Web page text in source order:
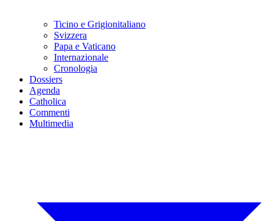
Ticino e Grigionitaliano
Svizzera
Papa e Vaticano
Internazionale
Cronologia
Dossiers
Agenda
Catholica
Commenti
Multimedia